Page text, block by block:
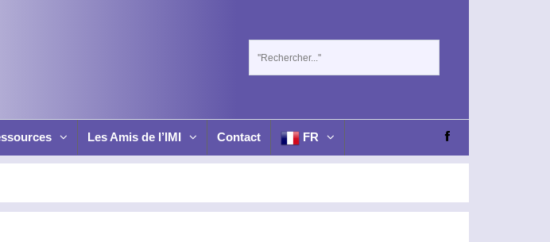
Les Amis de l’IMI Contact FR